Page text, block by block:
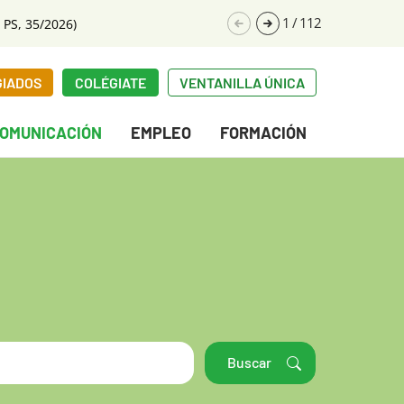
35/2026) 1 /112
COLÉGIATE VENTANILLA ÚNICA
EMPLEO FORMACIÓN